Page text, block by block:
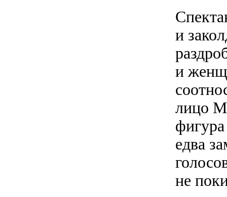
и
и
лицо
едва
не